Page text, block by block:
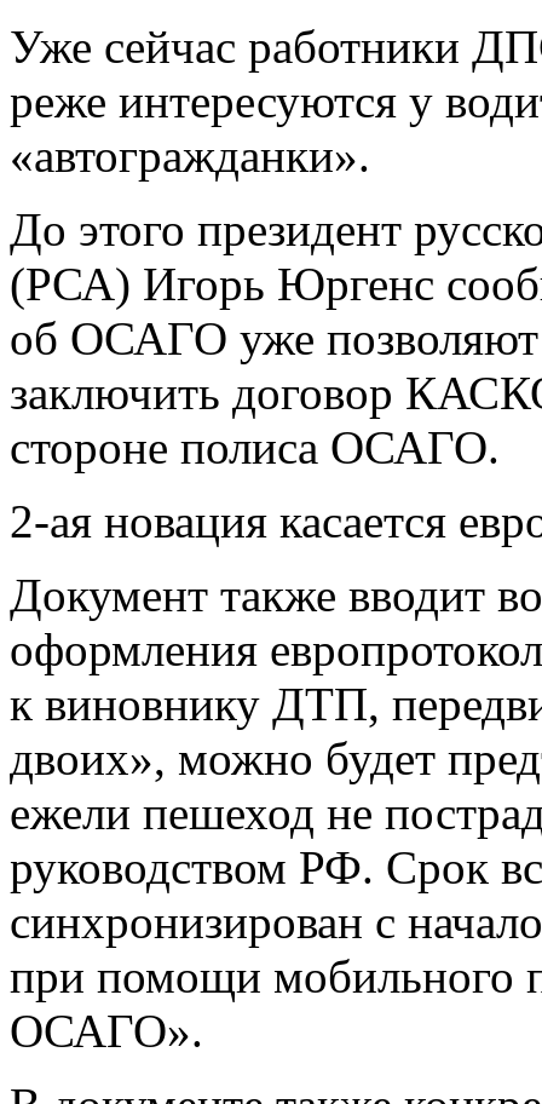
Уже сейчас работники
реже интересуются у
«автогражданки».
До этого президент
(РСА) Игорь Юргенс
об ОСАГО уже позволяют
заключить договор
стороне полиса ОСАГО.
2-ая новация касается
Документ также вводит
оформления
к виновнику ДТП,
двоих», можно будет
ежели пешеход не
руководством РФ. Срок
синхронизирован с
при помощи мобильного
ОСАГО».